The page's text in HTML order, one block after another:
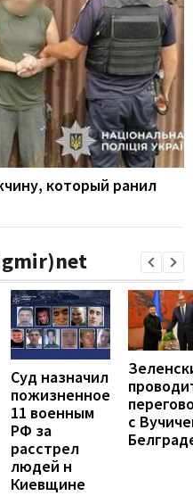
который ранил
Суд назначил
пожизненное
11 военным
РФ за
расстрел
людей н
Киевщине
с